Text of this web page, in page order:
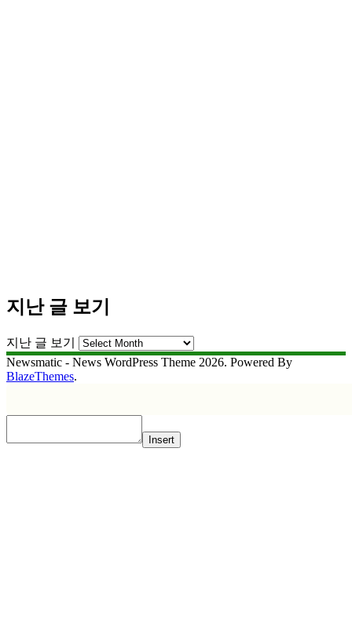
지난 글 보기
지난 글 보기
Newsmatic - News WordPress Theme 2026. Powered By
BlazeThemes.
Insert